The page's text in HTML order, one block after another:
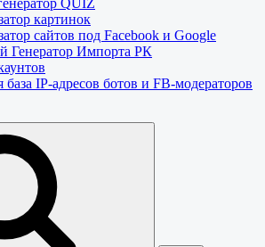
QUIZ
картинок
сайтов под Facebook и Google
Генератор Импорта РК
база IP-адресов ботов и FB-модераторов